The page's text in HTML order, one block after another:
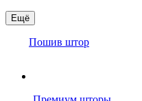
Ещё
Пошив штор